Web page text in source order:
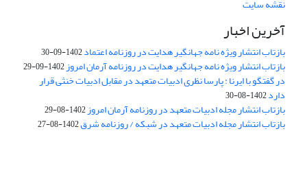
نقشه سایت
آخرین اخبار
بازتاب انتشار ویژه نامه جهانگیر هدایت در روزنامه اعتماد1402-09-30
بازتاب انتشار ویژه نامه جهانگیر هدایت در روزنامه آرمان امروز1402-09-29
در گفتگو با ایرنا : پارسا نظری ادبیات متعهد در مقابل ادبیات خنثی قرار
دارد1402-08-30
بازتاب انتشار مجله ادبیات متعهد در روزنامه آرمان امروز1402-08-29
بازتاب انتشار مجله ادبیات متعهد در شبکه / روزنامه شرق1402-08-27